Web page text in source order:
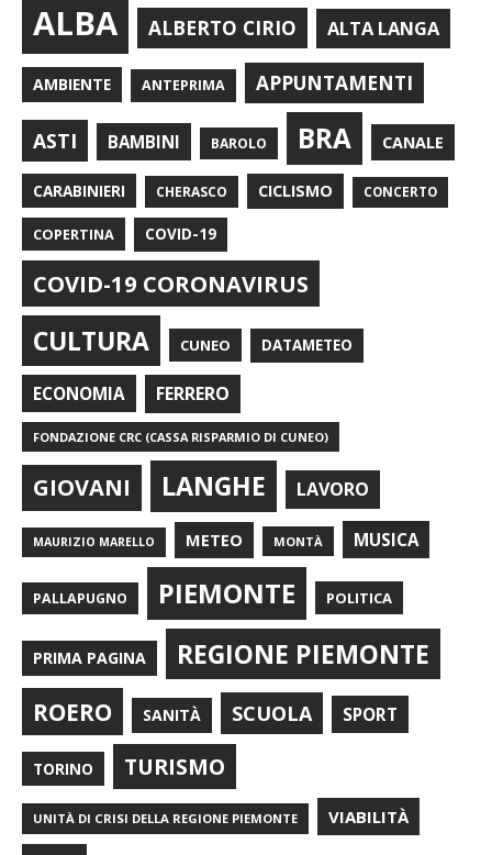
ALBA ALBERTO CIRIO ALTA LANGA
AMBIENTE ANTEPRIMA APPUNTAMENTI
ASTI BAMBINI BAROLO BRA CANALE
CARABINIERI CHERASCO CICLISMO CONCERTO
COPERTINA COVID-19
COVID-19 CORONAVIRUS
CULTURA CUNEO DATAMETEO
ECONOMIA FERRERO
FONDAZIONE CRC (CASSA RISPARMIO DI CUNEO)
GIOVANI LANGHE LAVORO
MAURIZIO MARELLO METEO MONTÀ MUSICA
PALLAPUGNO PIEMONTE POLITICA
PRIMA PAGINA REGIONE PIEMONTE
ROERO SANITÀ SCUOLA SPORT
TORINO TURISMO
UNITÀ DI CRISI DELLA REGIONE PIEMONTE VIABILITÀ